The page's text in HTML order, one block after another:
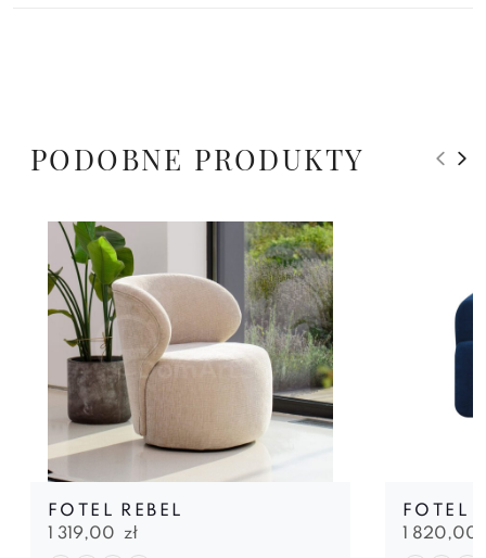
PODOBNE PRODUKTY
FOTEL REBEL
1 319,00 zł
FOTEL
1 820,00